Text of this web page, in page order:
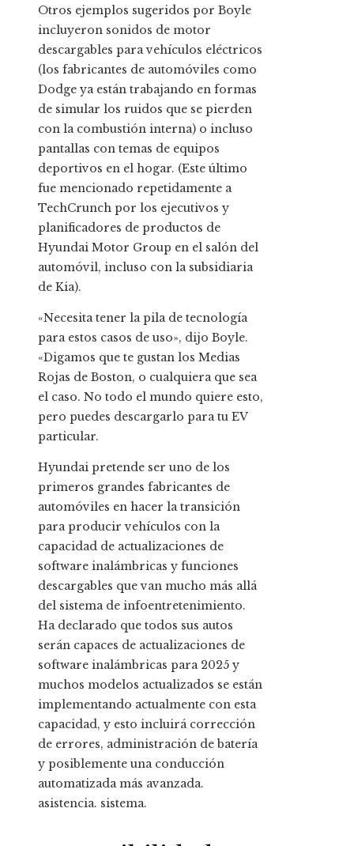
Otros ejemplos sugeridos por Boyle
incluyeron sonidos de motor
descargables para vehículos eléctricos
(los fabricantes de automóviles como
Dodge ya están trabajando en formas
de simular los ruidos que se pierden
con la combustión interna) o incluso
pantallas con temas de equipos
deportivos en el hogar. (Este último
fue mencionado repetidamente a
TechCrunch por los ejecutivos y
planificadores de productos de
Hyundai Motor Group en el salón del
automóvil, incluso con la subsidiaria
de Kia).
«Necesita tener la pila de tecnología
para estos casos de uso», dijo Boyle.
«Digamos que te gustan los Medias
Rojas de Boston, o cualquiera que sea
el caso. No todo el mundo quiere esto,
pero puedes descargarlo para tu EV
particular.
Hyundai pretende ser uno de los
primeros grandes fabricantes de
automóviles en hacer la transición
para producir vehículos con la
capacidad de actualizaciones de
software inalámbricas y funciones
descargables que van mucho más allá
del sistema de infoentretenimiento.
Ha declarado que todos sus autos
serán capaces de actualizaciones de
software inalámbricas para 2025 y
muchos modelos actualizados se están
implementando actualmente con esta
capacidad, y esto incluirá corrección
de errores, administración de batería
y posiblemente una conducción
automatizada más avanzada.
asistencia. sistema.